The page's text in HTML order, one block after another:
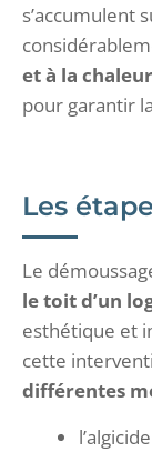
s’accumulent
et à la chaleur
pour garantir
Les
Le
le toit d’un
esthétique et
cette
différentes